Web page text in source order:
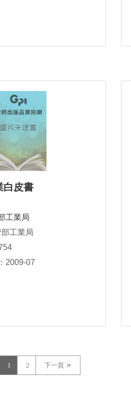
白皮書
工業局
工業局
2009-07
1 2 下一頁